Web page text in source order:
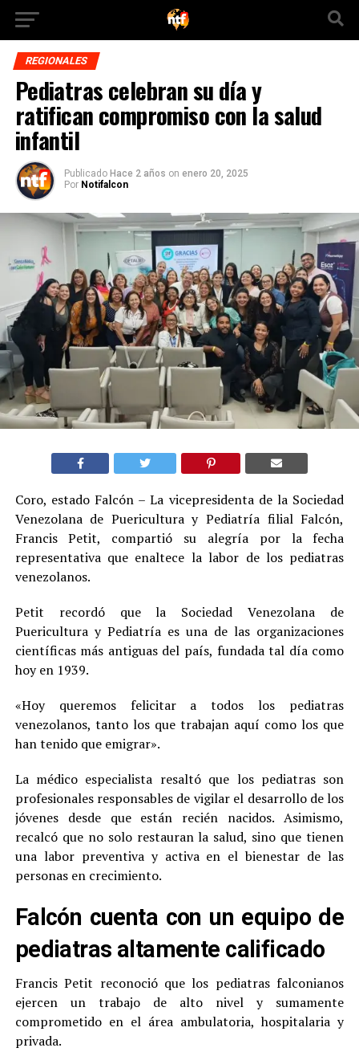
REGIONALES
Pediatras celebran su día y
ratifican compromiso con la salud
infantil
Publicado Hace 2 años on enero 20, 2025
Por Notifalcon
Coro, estado Falcón – La vicepresidenta de la Sociedad
Venezolana de Puericultura y Pediatría filial Falcón,
Francis Petit, compartió su alegría por la fecha
representativa que enaltece la labor de los pediatras
venezolanos.
Petit recordó que la Sociedad Venezolana de
Puericultura y Pediatría es una de las organizaciones
científicas más antiguas del país, fundada tal día como
hoy en 1939.
«Hoy queremos felicitar a todos los pediatras
venezolanos, tanto los que trabajan aquí como los que
han tenido que emigrar».
La médico especialista resaltó que los pediatras son
profesionales responsables de vigilar el desarrollo de los
jóvenes desde que están recién nacidos. Asimismo,
recalcó que no solo restauran la salud, sino que tienen
una labor preventiva y activa en el bienestar de las
personas en crecimiento.
Falcón cuenta con un equipo de
pediatras altamente calificado
Francis Petit reconoció que los pediatras falconianos
ejercen un trabajo de alto nivel y sumamente
comprometido en el área ambulatoria, hospitalaria y
privada.